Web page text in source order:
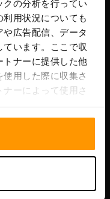
の分析を行ってい
用状況についても
広告配信、データ
います。ここで収
ナーに提供した他
用した際に収集さ
ーによって使用さ
linnaosa,